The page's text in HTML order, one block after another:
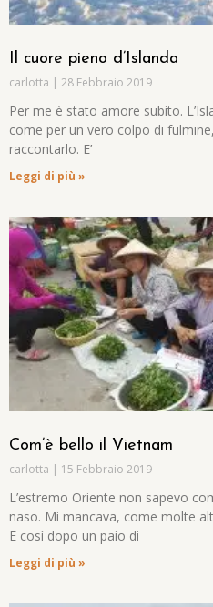
Il cuore pieno d’Islanda
carlotta 28 Febbraio 2019
Per me è stato amore subito.
come per un vero colpo di
raccontarlo. E’
Leggi di più »
Com’è bello il Vietnam
carlotta 15 Febbraio 2019
L’estremo Oriente non sapevo
naso. Mi mancava, come molte
E così dopo un paio di
Leggi di più »